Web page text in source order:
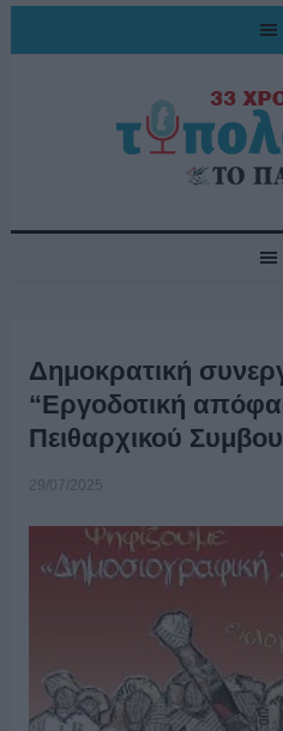
Δημοκρατική
“Εργοδοτική
Πειθαρχικού
29/07/2025